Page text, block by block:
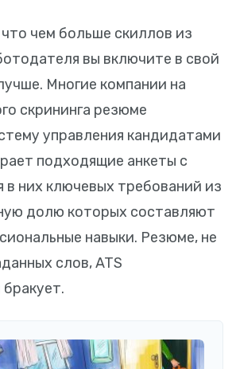
чем больше скиллов из
вы включите в свой
Многие компании на
скрининга резюме
управления кандидатами
подходящие анкеты с
в них ключевых требований из
долю которых составляют
навыки. Резюме, не
слов, ATS